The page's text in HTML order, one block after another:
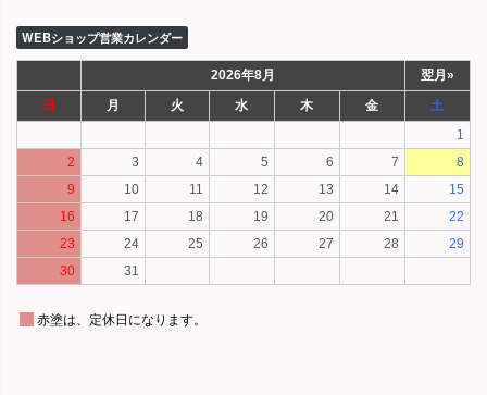
WEBショップ営業カレンダー